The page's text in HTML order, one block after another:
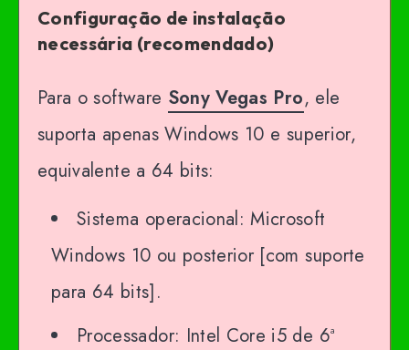
Configuração de instalação
necessária (recomendado)
Para o software Sony Vegas Pro, ele
suporta apenas Windows 10 e superior,
equivalente a 64 bits:
Sistema operacional: Microsoft
Windows 10 ou posterior [com suporte
para 64 bits].
Processador: Intel Core i5 de 6ª